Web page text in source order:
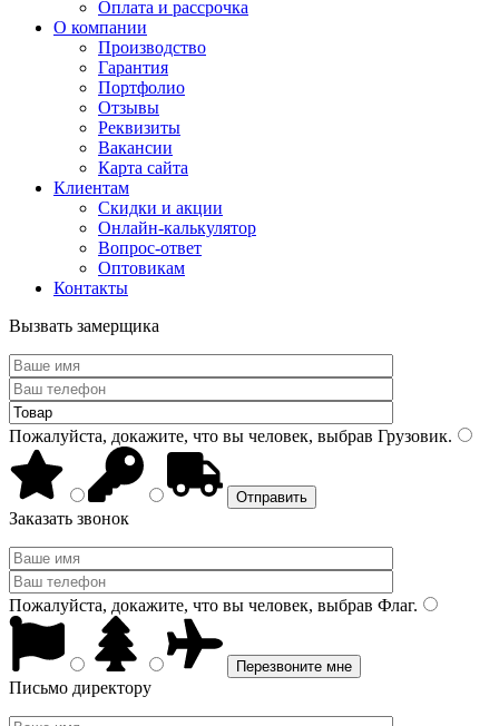
Оплата и рассрочка
О компании
Производство
Гарантия
Портфолио
Отзывы
Реквизиты
Вакансии
Карта сайта
Клиентам
Скидки и акции
Онлайн-калькулятор
Вопрос-ответ
Оптовикам
Контакты
Вызвать замерщика
Пожалуйста, докажите, что вы человек, выбрав Грузовик.
Заказать звонок
Пожалуйста, докажите, что вы человек, выбрав Флаг.
Письмо директору